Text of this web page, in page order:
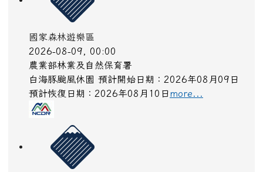
國家森林遊樂區
2026-08-09, 00:00
農業部林業及自然保育署
預計恢復日期：2026年08月10日